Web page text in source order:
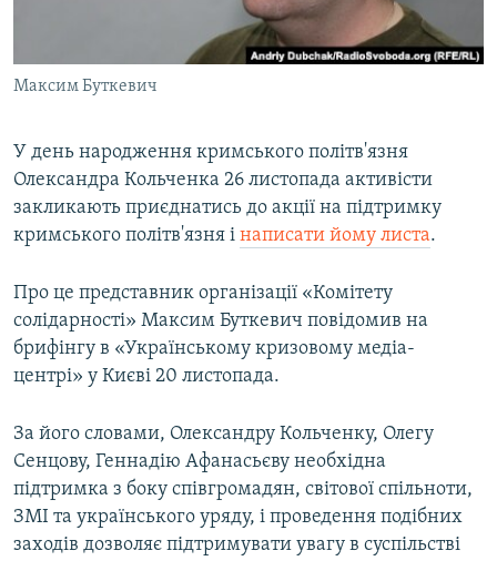
УКРАЇНСЬКА ПРОБЛЕМА КРИМУ
ІНФОГРАФІКА
ДОЛУЧАЙСЯ!
Усі сайти RFE/RL
Максим Буткевич
У день народження кримського політв'язня
Олександра Кольченка 26 листопада активісти
закликають приєднатись до акції на підтримку
кримського політв'язня і написати йому листа.
Про це представник організації «Комітету
солідарності» Максим Буткевич повідомив на
брифінгу в «Українському кризовому медіа-
центрі» у Києві 20 листопада.
За його словами, Олександру Кольченку, Олегу
Сенцову, Геннадію Афанасьєву необхідна
підтримка з боку співгромадян, світової спільноти,
ЗМІ та українського уряду, і проведення подібних
заходів дозволяє підтримувати увагу в суспільстві